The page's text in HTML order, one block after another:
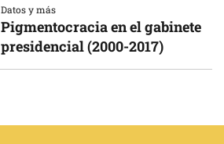
Datos y más
Pigmentocracia en el gabinete
presidencial (2000-2017)